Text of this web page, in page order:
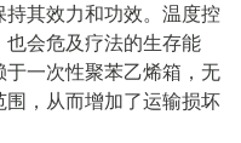
其效力和功效。温度控
会危及疗法的生存能
一次性聚苯乙烯箱，无
，从而增加了运输损坏